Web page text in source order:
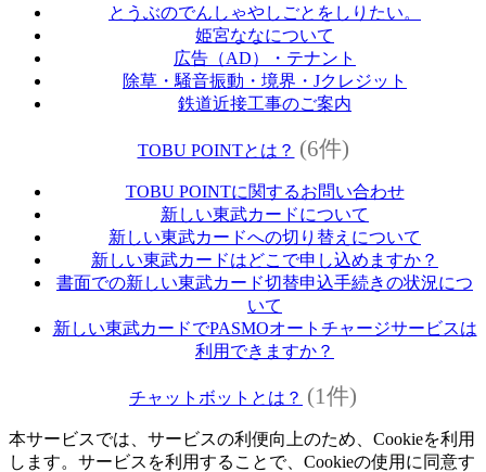
とうぶのでんしゃやしごとをしりたい。
姫宮ななについて
広告（AD）・テナント
除草・騒音振動・境界・Jクレジット
鉄道近接工事のご案内
TOBU POINTとは？ (6件)
TOBU POINTに関するお問い合わせ
新しい東武カードについて
新しい東武カードへの切り替えについて
新しい東武カードはどこで申し込めますか？
書面での新しい東武カード切替申込手続きの状況につ
いて
新しい東武カードでPASMOオートチャージサービスは
利用できますか？
チャットボットとは？ (1件)
本サービスでは、サービスの利便向上のため、Cookieを利用
します。サービスを利用することで、Cookieの使用に同意す